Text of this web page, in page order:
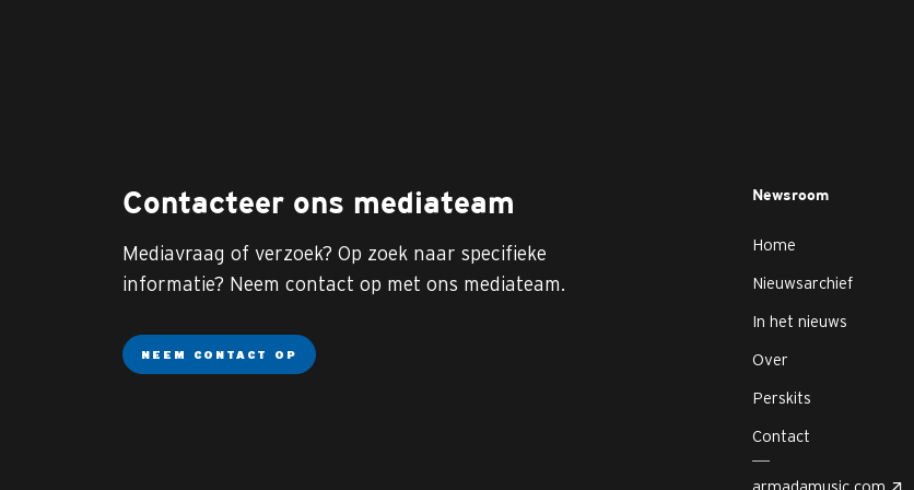
Contacteer ons mediateam
Mediavraag of verzoek? Op zoek naar specifieke
informatie? Neem contact op met ons mediateam.
NEEM CONTACT OP
Newsroom
Home
Nieuwsarchief
In het nieuws
Over
Perskits
Contact
armadamusic.com